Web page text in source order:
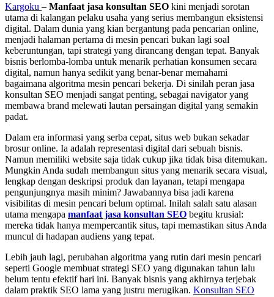
Kargoku – Manfaat jasa konsultan SEO kini menjadi sorotan
utama di kalangan pelaku usaha yang serius membangun eksistensi
digital. Dalam dunia yang kian bergantung pada pencarian online,
menjadi halaman pertama di mesin pencari bukan lagi soal
keberuntungan, tapi strategi yang dirancang dengan tepat. Banyak
bisnis berlomba-lomba untuk menarik perhatian konsumen secara
digital, namun hanya sedikit yang benar-benar memahami
bagaimana algoritma mesin pencari bekerja. Di sinilah peran jasa
konsultan SEO menjadi sangat penting, sebagai navigator yang
membawa brand melewati lautan persaingan digital yang semakin
padat.
Dalam era informasi yang serba cepat, situs web bukan sekadar
brosur online. Ia adalah representasi digital dari sebuah bisnis.
Namun memiliki website saja tidak cukup jika tidak bisa ditemukan.
Mungkin Anda sudah membangun situs yang menarik secara visual,
lengkap dengan deskripsi produk dan layanan, tetapi mengapa
pengunjungnya masih minim? Jawabannya bisa jadi karena
visibilitas di mesin pencari belum optimal. Inilah salah satu alasan
utama mengapa manfaat jasa konsultan SEO begitu krusial:
mereka tidak hanya mempercantik situs, tapi memastikan situs Anda
muncul di hadapan audiens yang tepat.
Lebih jauh lagi, perubahan algoritma yang rutin dari mesin pencari
seperti Google membuat strategi SEO yang digunakan tahun lalu
belum tentu efektif hari ini. Banyak bisnis yang akhirnya terjebak
dalam praktik SEO lama yang justru merugikan. Konsultan SEO